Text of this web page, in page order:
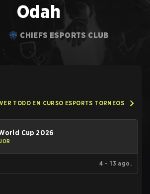
Odah
CHIEFS ESPORTS CLUB
VER TODO EN CURSO ESPORTS TORNEOS
Cup 2026
4 – 13 ago.